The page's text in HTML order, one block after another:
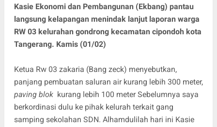
Kasie Ekonomi dan Pembangunan (Ekbang) pantau
langsung kelapangan menindak lanjut laporan warga
RW 03 kelurahan gondrong kecamatan cipondoh kota
Tangerang. Kamis (01/02)
Ketua Rw 03 zakaria (Bang zeck) menyebutkan,
panjang pembuatan saluran air kurang lebih 300 meter,
paving blokkurang lebih 100 meter Sebelumnya saya
berkordinasi dulu ke pihak kelurah terkait gang
samping sekolahan SDN. Alhamdulilah hari ini Kasie